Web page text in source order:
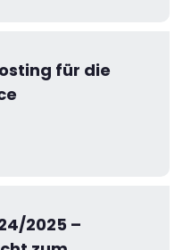
für die
2025 –